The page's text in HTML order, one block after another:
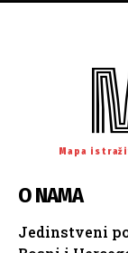
Mapa
O NAMA
Jedinstveni